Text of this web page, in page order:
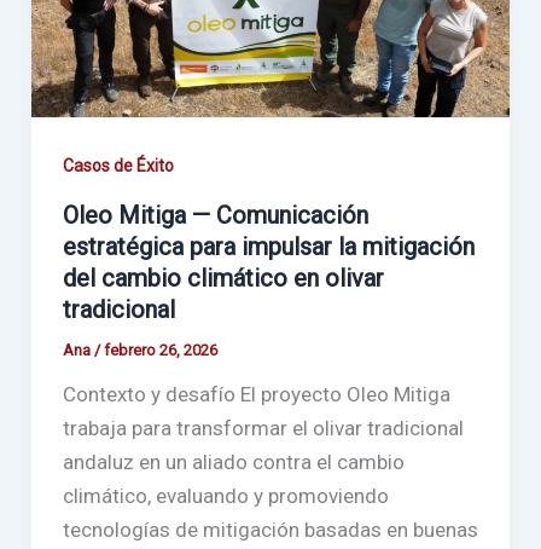
Casos de Éxito
Oleo Mitiga — Comunicación
estratégica para impulsar la mitigación
del cambio climático en olivar
tradicional
Ana /febrero 26, 2026
Contexto y desafío El proyecto Oleo Mitiga
trabaja para transformar el olivar tradicional
andaluz en un aliado contra el cambio
climático, evaluando y promoviendo
tecnologías de mitigación basadas en buenas